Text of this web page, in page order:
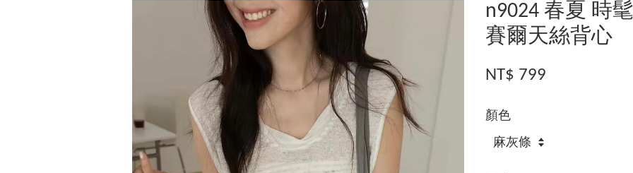
n9024 春夏 時
賽爾天絲背心
NT$ 799
顏色